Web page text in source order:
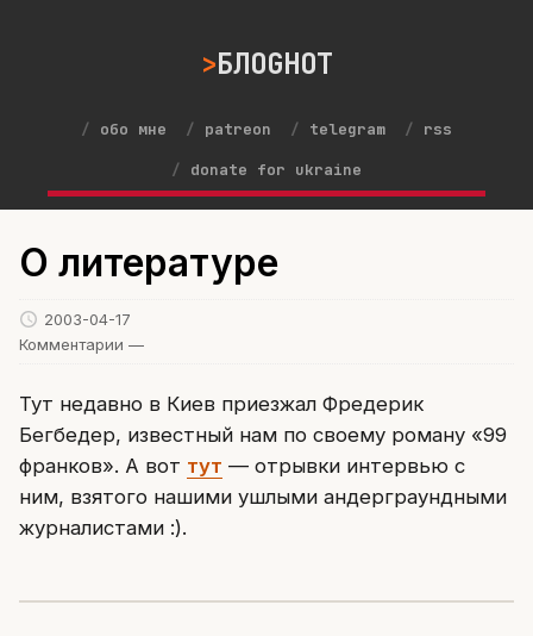
БЛОGНОТ
обо мне patreon telegram
rss
donate for ukraine
О литературе
2003-04-17
Комментарии —
Тут недавно в Киев приезжал Фредерик
Бегбедер, известный нам по своему роману «99
франков». А вот тут — отрывки интервью с
ним, взятого нашими ушлыми андерграундными
журналистами :).